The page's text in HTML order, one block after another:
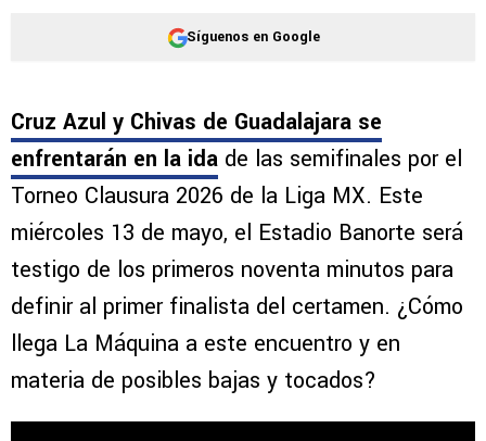
Síguenos en Google
Cruz Azul y Chivas de Guadalajara se
enfrentarán en la ida de las semifinales por el
Torneo Clausura 2026 de la Liga MX. Este
miércoles 13 de mayo, el Estadio Banorte será
testigo de los primeros noventa minutos para
definir al primer finalista del certamen. ¿Cómo
llega La Máquina a este encuentro y en
materia de posibles bajas y tocados?